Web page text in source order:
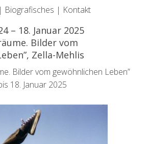
| Biografisches | Kontakt
– 18. Januar 2025
Bilder vom
Zella-Mehlis
Bilder vom gewöhnlichen Leben”
18. Januar 2025